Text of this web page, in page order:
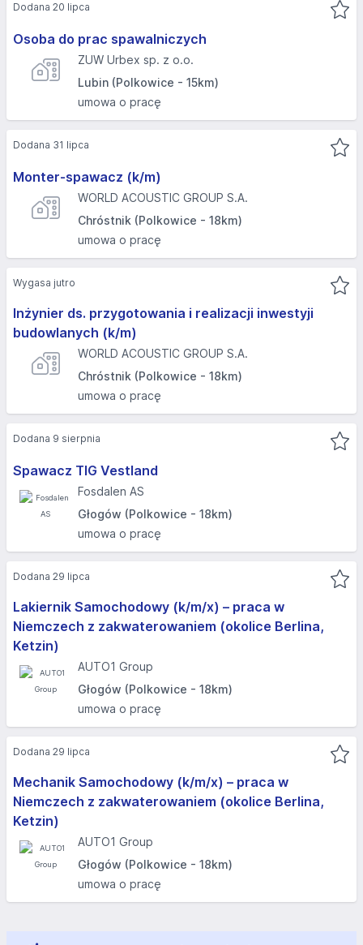
Osoba do prac spawalniczych
ZUW Urbex sp. z o.o.
Lubin (Polkowice - 15km)
umowa o pracę
Dodana 20 lipca
Monter-spawacz (k/m)
WORLD ACOUSTIC GROUP S.A.
Chróstnik (Polkowice - 18km)
umowa o pracę
Dodana 31 lipca
Inżynier ds. przygotowania i realizacji inwestyji
budowlanych (k/m)
WORLD ACOUSTIC GROUP S.A.
Chróstnik (Polkowice - 18km)
umowa o pracę
Wygasa jutro
Spawacz TIG Vestland
Fosdalen AS
Głogów (Polkowice - 18km)
umowa o pracę
Dodana 9 sierpnia
Lakiernik Samochodowy (k/m/x) – praca w
Niemczech z zakwaterowaniem (okolice Berlina,
Ketzin)
AUTO1 Group
Głogów (Polkowice - 18km)
umowa o pracę
Dodana 29 lipca
Mechanik Samochodowy (k/m/x) – praca w
Niemczech z zakwaterowaniem (okolice Berlina,
Ketzin)
AUTO1 Group
Głogów (Polkowice - 18km)
umowa o pracę
Dodana 29 lipca